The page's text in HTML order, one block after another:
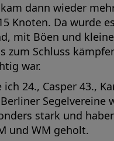
dann wieder
Knoten. Da wurde
mit Böen und
zum Schluss
war.
24., Casper 43.,
Segelvereine
stark und
und WM geholt.